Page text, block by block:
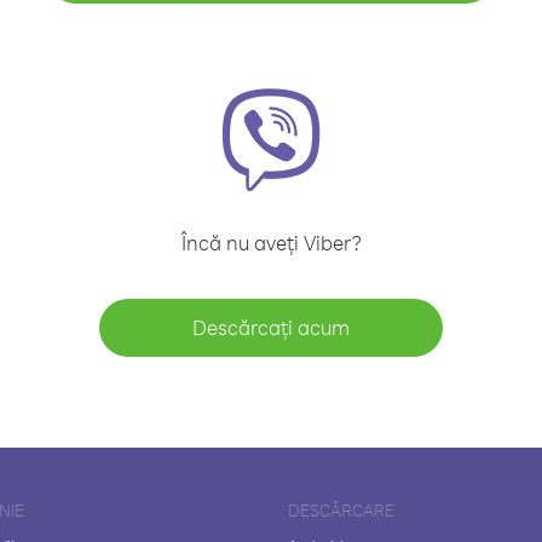
Încă nu aveți Viber?
Descărcați acum
DESCĂRCARE